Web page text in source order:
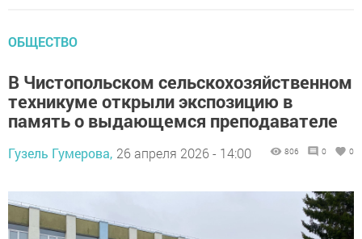
ОБЩЕСТВО
В Чистопольском сельскохозяйственном
техникуме открыли экспозицию в
память о выдающемся преподавателе
Гузель Гумерова, 26 апреля 2026 - 14:00 806 0 0